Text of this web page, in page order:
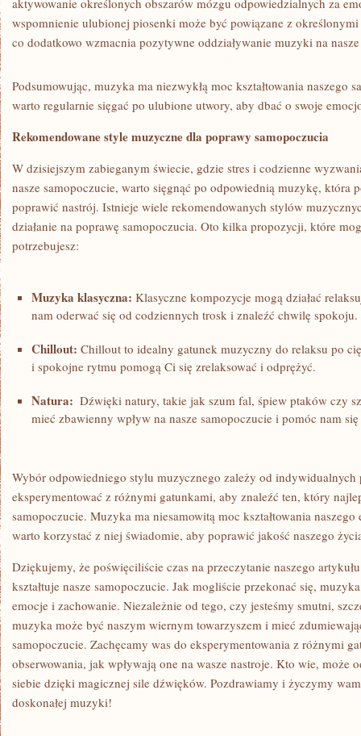
aktywowanie określonych obszarów mózgu ⁢odpowiedzialnych za
wspomnienie ulubionej ⁢piosenki może być ​powiązane z
co dodatkowo ‌wzmacnia pozytywne oddziaływanie muzyki⁢ na
Podsumowując, muzyka ⁢ma niezwykłą moc‌ kształtowania naszego
warto regularnie sięgać po ulubione ⁤utwory, aby⁤ dbać o swoje
Rekomendowane style muzyczne dla ⁢poprawy samopoczucia
W ​dzisiejszym ‌zabieganym świecie, gdzie ⁣stres i⁢ codzienne
‌nasze​ samopoczucie, warto sięgnąć ⁤po‍ odpowiednią muzykę, która​
poprawić nastrój. Istnieje wiele rekomendowanych stylów
działanie na poprawę samopoczucia. Oto kilka⁢ propozycji, które
potrzebujesz:
Muzyka klasyczna: Klasyczne kompozycje mogą ‍działać
nam⁢ oderwać się ‌od codziennych trosk i⁤ znaleźć chwilę spokoju.
Chillout: Chillout⁤ to idealny ⁣gatunek muzyczny do relaksu po
i spokojne ‌rytmu pomogą Ci ‍się zrelaksować i ⁤odprężyć.
Natura:
Dźwięki natury,​ takie jak⁣ szum fal, ​śpiew ⁤ptaków czy
‍mieć ‍zbawienny wpływ na nasze samopoczucie⁢ i pomóc nam
Wybór⁣ odpowiedniego stylu‌ muzycznego zależy od ⁢indywidualnych
eksperymentować ⁤z ​różnymi⁢ gatunkami, aby znaleźć ten, który
samopoczucie. Muzyka ma niesamowitą moc kształtowania
warto korzystać z niej‍ świadomie, aby poprawić jakość naszego
Dziękujemy, ⁣że ⁢poświęciliście czas na przeczytanie naszego
kształtuje nasze samopoczucie.​ Jak mogliście​ przekonać się,​
emocje i zachowanie. Niezależnie od tego, czy jesteśmy ‌smutni,
muzyka może być naszym wiernym⁤ towarzyszem i ‍mieć
samopoczucie. ‍Zachęcamy was do eksperymentowania‍ z różnymi​
obserwowania, jak wpływają one na wasze nastroje. Kto wie, może
siebie⁣ dzięki magicznej sile ​dźwięków. Pozdrawiamy i⁢ życzymy wam
doskonałej muzyki!